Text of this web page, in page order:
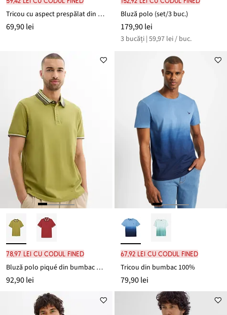
Tricou cu aspect prespălat din bumbac organic
69,90 lei
Bluză polo (set/3 buc.)
179,90 lei
3 bucăți | 59,97 lei / buc.
78,97 lei cu codul FINED
Bluză polo piqué din bumbac organic 100%
92,90 lei
67,92 lei cu codul FINED
Tricou din bumbac 100%
79,90 lei